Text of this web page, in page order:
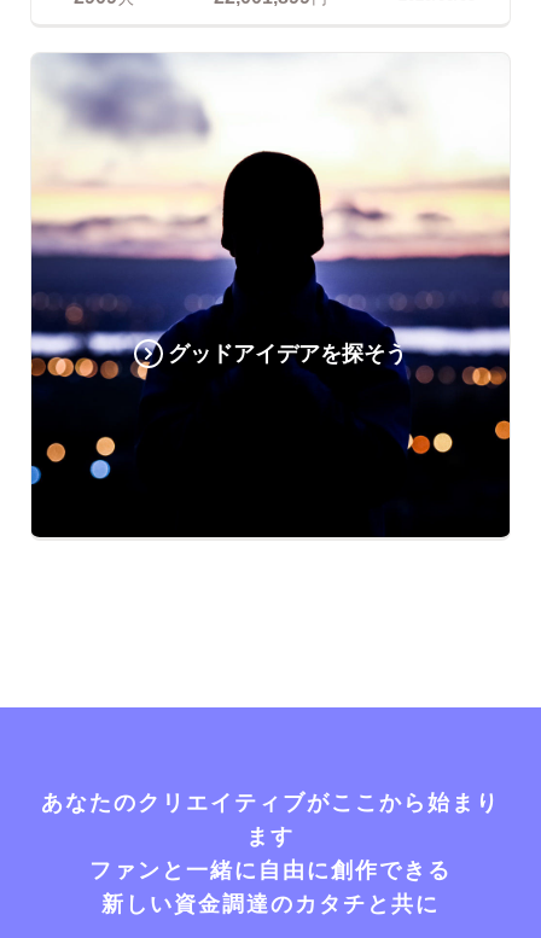
グッドアイデアを探そう
あなたのクリエイティブがここから始まり
ます
ファンと一緒に自由に創作できる
新しい資金調達のカタチと共に